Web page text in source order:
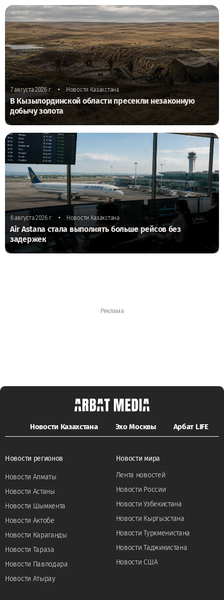
7 августа 2026 г. • Новости Казахстана
В Кызылординской области пресекли незаконную
добычу золота
6 августа 2026 г. • Новости Казахстана
Air Astana стала выполнять больше рейсов без
задержек
Новости Казахстана Эхо Москвы Арбат LIFE
Новости регионов
Новости Алматы
Новости Астаны
Новости Шымкента
Новости Актобе
Новости Караганды
Новости Тараза
Новости Павлодара
Новости Атырау
Новости мира
Лента новостей
Новости России
Новости Узбекистана
Новости Кыргызстана
Новости Туркменистана
Новости Таджикистана
Новости США